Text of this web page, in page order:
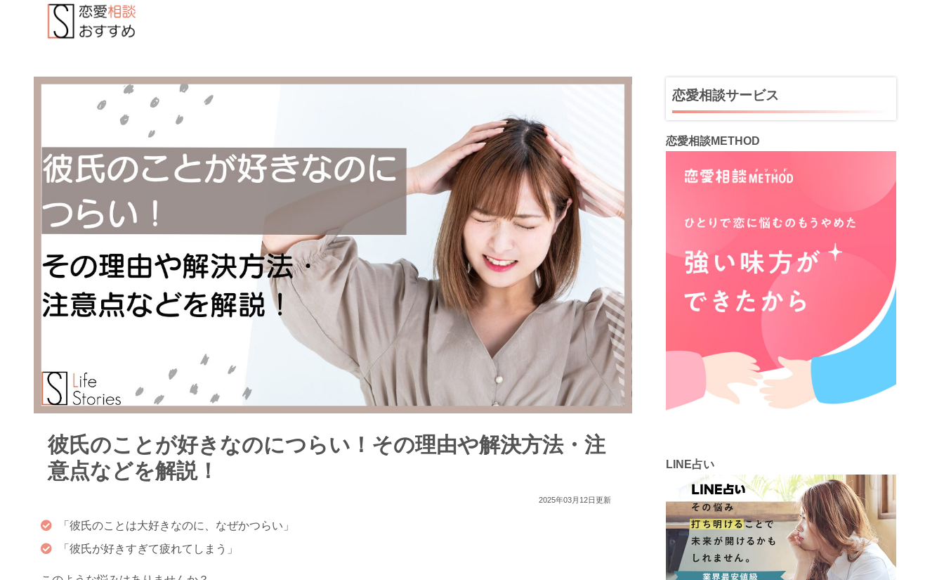
彼氏のことが好きなのにつらい！その理由や解決方法・注
意点などを解説！
2025年03月12日更新
「彼氏のことは大好きなのに、なぜかつらい」
「彼氏が好きすぎて疲れてしまう」
恋愛相談サービス
恋愛相談METHOD
LINE占い